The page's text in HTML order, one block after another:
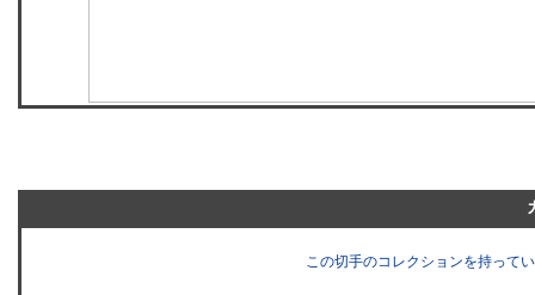
この切手のコレクションを持って